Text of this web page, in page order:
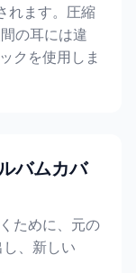
れます。圧縮
の耳には違
クを使用しま
バムカバ
ために、元の
、新しい